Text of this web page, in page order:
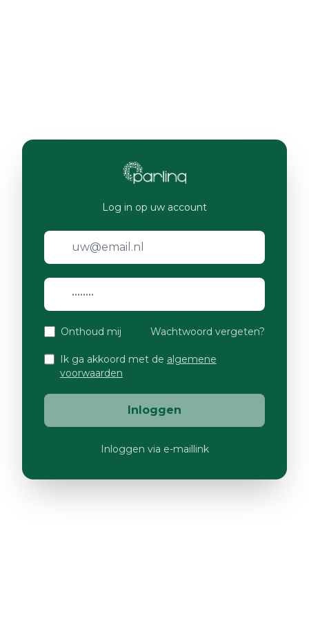
Log in op uw account
Onthoud mij Wachtwoord vergeten?
Ik ga akkoord met de algemene
voorwaarden
Inloggen
Inloggen via e-maillink